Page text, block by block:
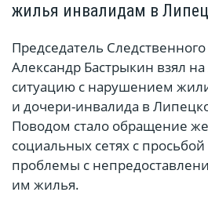
жилья инвалидам в
Председатель
Александр Бастрыкин взял
ситуацию с нарушением
и дочери-инвалида в
Поводом стало обращение
социальных сетях с
проблемы с
им жилья.